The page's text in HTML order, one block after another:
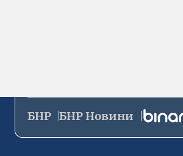
БНР БНР Новини